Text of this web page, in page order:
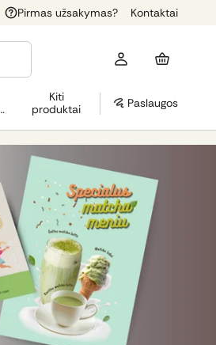
Pirmas užsakymas? Kontaktai
Kiti
produktai
Paslaugos